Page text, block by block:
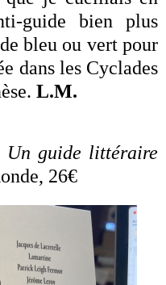
guide bien plus
bleu ou vert pour
dans les Cyclades
L.M.
Un guide littéraire
26€